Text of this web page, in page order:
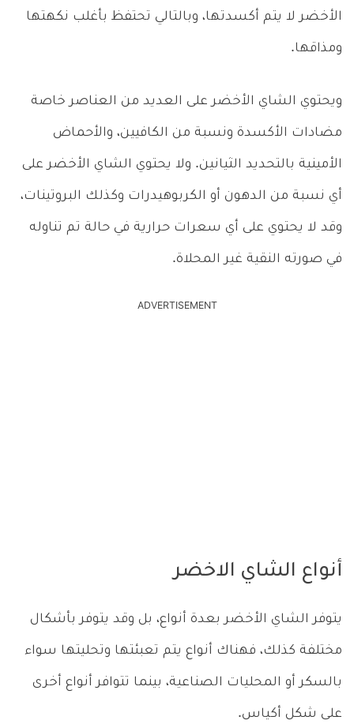
الأخضر لا يتم أكسدتها، وبالتالي تحتفظ بأغلب نكهتها
ومذاقها.
ويحتوي الشاي الأخضر على العديد من العناصر خاصة
مضادات الأكسدة ونسبة من الكافيين، والأحماض
الأمينية بالتحديد الثيانين. ولا يحتوي الشاي الأخضر على
أي نسبة من الدهون أو الكربوهيدرات وكذلك البروتينات،
وقد لا يحتوي على أي سعرات حرارية في حالة تم تناوله
في صورته النقية غير المحلاة.
ADVERTISEMENT
أنواع الشاي الاخضر
يتوفر الشاي الأخضر بعدة أنواع، بل وقد يتوفر بأشكال
مختلفة كذلك، فهناك أنواع يتم تعبئتها وتحليتها سواء
بالسكر أو المحليات الصناعية، بينما تتوافر أنواع أخرى
على شكل أكياس.